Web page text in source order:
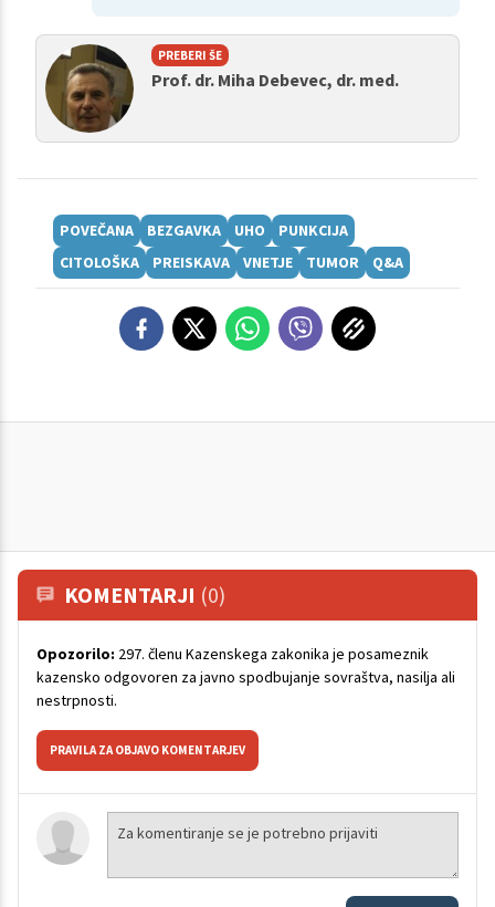
PREBERI ŠE
Prof. dr. Miha Debevec, dr. med.
POVEČANA BEZGAVKA UHO
PUNKCIJA
CITOLOŠKA
PREISKAVA VNETJE TUMOR Q&A
KOMENTARJI (0)
Opozorilo: 297. členu Kazenskega zakonika je posameznik
kazensko odgovoren za javno spodbujanje sovraštva, nasilja ali
nestrpnosti.
PRAVILA ZA OBJAVO KOMENTARJEV